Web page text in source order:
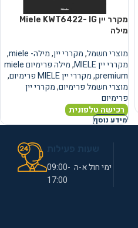
מקרר יין Miele KWT6422- IG
מילה
מוצרי חשמל,מקררי יין,מילה- miele
,
מקררי יין MIELE
,
מילה פרימיום miele
premium
,מקררי יין MIELE פרימיום
,
מוצרי חשמל פרימיום,מקררי יין
פרימיום
רכישה טלפונית
מידע נוסף
ימי חול א-ה 09:00-
17:00